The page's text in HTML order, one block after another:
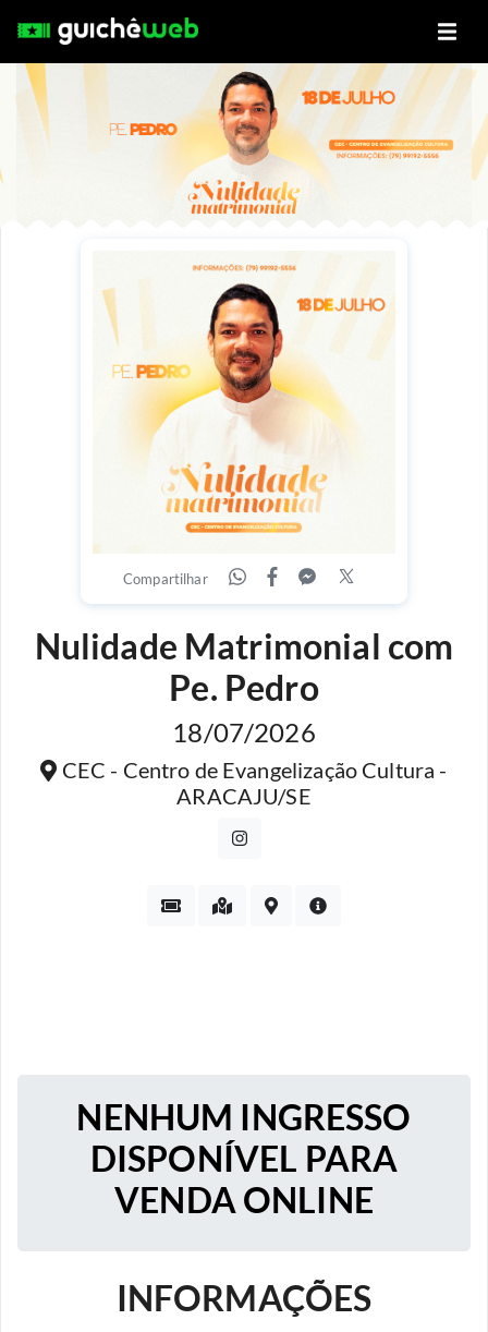
Compartilhar
Nulidade Matrimonial com
Pe. Pedro
18/07/2026
CEC - Centro de Evangelização Cultura -
ARACAJU/SE
NENHUM INGRESSO
DISPONÍVEL PARA
VENDA ONLINE
INFORMAÇÕES